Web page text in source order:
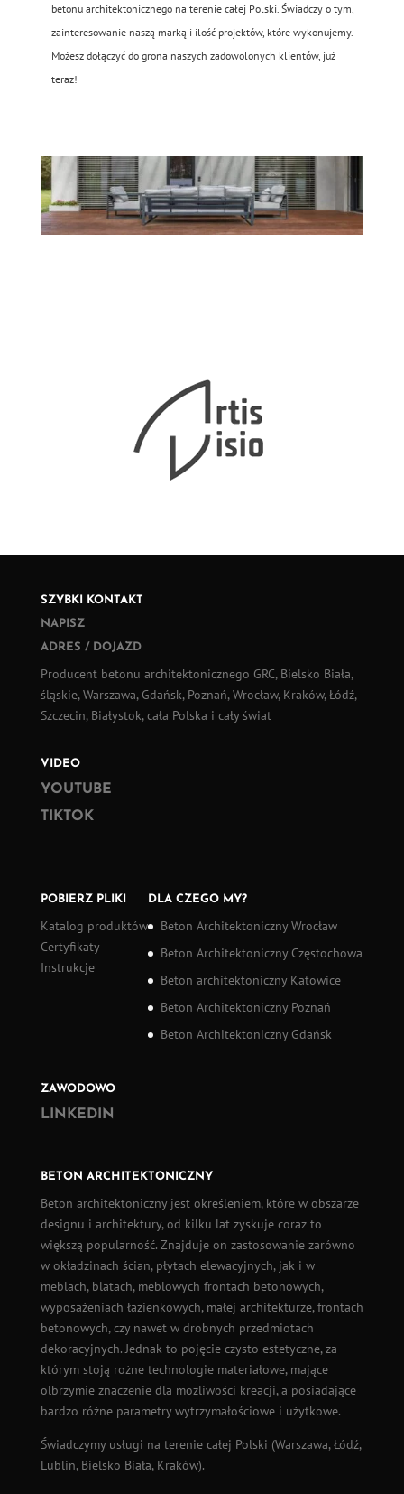
betonu architektonicznego na terenie całej Polski. Świadczy o tym,
zainteresowanie naszą marką i ilość projektów, które wykonujemy.
Możesz dołączyć do grona naszych zadowolonych klientów, już
teraz!
SZYBKI KONTAKT
NAPISZ
ADRES / DOJAZD
Producent betonu architektonicznego GRC, Bielsko Biała,
śląskie, Warszawa, Gdańsk, Poznań, Wrocław, Kraków, Łódź,
Szczecin, Białystok, cała Polska i cały świat
VIDEO
YOUTUBE
TIKTOK
POBIERZ PLIKI
Katalog produktów
Certyfikaty
Instrukcje
DLA CZEGO MY?
Beton Architektoniczny Wrocław
Beton Architektoniczny Częstochowa
Beton architektoniczny Katowice
Beton Architektoniczny Poznań
Beton Architektoniczny Gdańsk
ZAWODOWO
LINKEDIN
BETON ARCHITEKTONICZNY
Beton architektonicznyjest określeniem, które w obszarze
designu i architektury, od kilku lat zyskuje coraz to
większą popularność. Znajduje on zastosowanie zarówno
w okładzinach ścian, płytach elewacyjnych, jak i w
meblach, blatach, meblowych frontach betonowych,
wyposażeniach łazienkowych, małej architekturze, frontach
betonowych, czy nawet w drobnych przedmiotach
dekoracyjnych. Jednak to pojęcie czysto estetyczne, za
którym stoją rożne technologie materiałowe, mające
olbrzymie znaczenie dla możliwości kreacji, a posiadające
bardzo różne parametry wytrzymałościowe i użytkowe.
Świadczymy usługi na terenie całej Polski (Warszawa,Łódź,
Lublin, Bielsko Biała, Kraków).